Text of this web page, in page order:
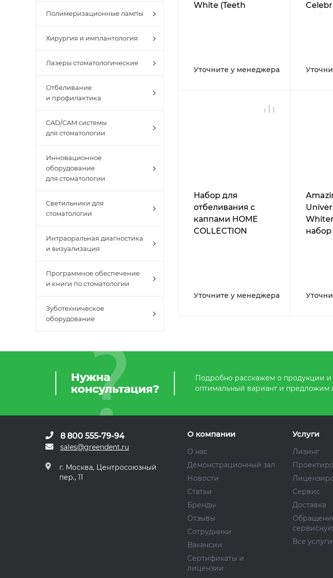
Полимеризационные лампы
Хирургия и имплантология
Лазеры стоматологические
Отбеливание
и профилактика
CAD/CAM системы
для стоматологии
Инновационное
оборудование
для стоматологии
Светильники для
стоматологии
Интраоральная диагностика
и визуализация
Программное обеспечение
и книги по стоматологии
Зуботехническое
оборудование
White (Teeth
Уточните у менеджера
Набор для
отбеливания с
каппами HOME
COLLECTION
Уточните у менеджера
набор
Подробно расскажем о продукции и
оптимальный вариант и предложим
8 800 555-79-94
sales@greendent.ru
г. Москва, Центросоюзный
пер., 11
О компании
О нас
Демонстрационный зал
Новости
Статьи
Бренды
Отзывы
Сотрудники
Вакансии
Сертификаты и
лицензии
Услуги
Лизинг
Сервис
Доставка
Все услуги